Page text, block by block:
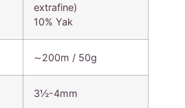
extrafine)
10% Yak
∼200m / 50g
3½-4mm